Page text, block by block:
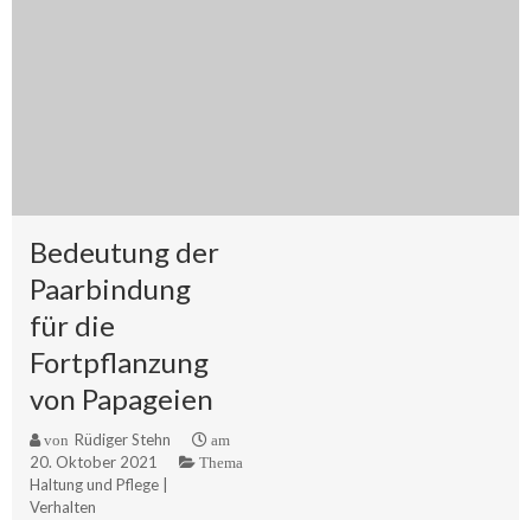
Bedeutung der
Paarbindung
für die
Fortpflanzung
von Papageien
von Rüdiger Stehn am
20. Oktober 2021 Thema
Haltung und Pflege
Verhalten